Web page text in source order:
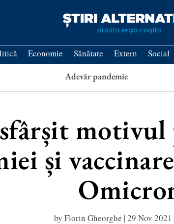
Economie Sănătate Extern Social
Adevăr pandemie
și
by Florin Gheorghe |29 Nov 2021